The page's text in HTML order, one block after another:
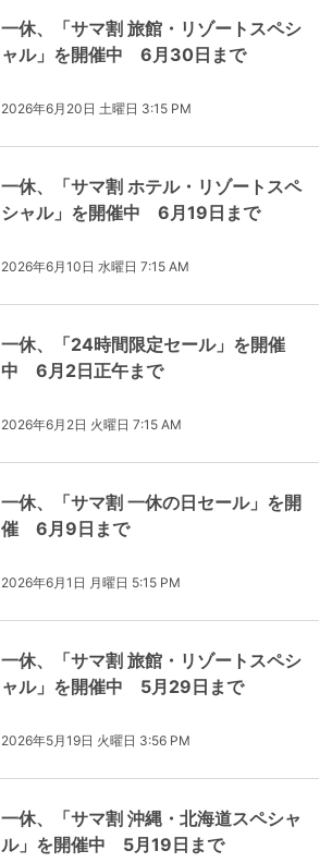
一休、「サマ割 旅館・リゾートスペシ
ャル」を開催中 6月30日まで
2026年6月20日 土曜日 3:15 PM
一休、「サマ割 ホテル・リゾートスペ
シャル」を開催中 6月19日まで
2026年6月10日 水曜日 7:15 AM
一休、「24時間限定セール」を開催
中 6月2日正午まで
2026年6月2日 火曜日 7:15 AM
一休、「サマ割 一休の日セール」を開
催 6月9日まで
2026年6月1日 月曜日 5:15 PM
一休、「サマ割 旅館・リゾートスペシ
ャル」を開催中 5月29日まで
2026年5月19日 火曜日 3:56 PM
一休、「サマ割 沖縄・北海道スペシャ
ル」を開催中 5月19日まで